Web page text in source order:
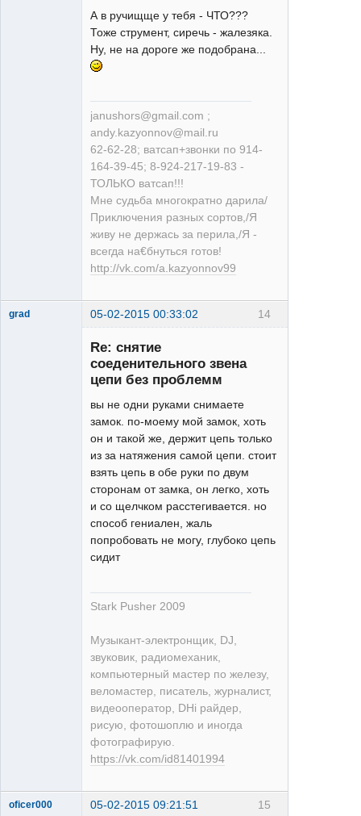
А в ручищще у тебя - ЧТО???
Тоже струмент, сиречь - жалезяка.
Ну, не на дороге же подобрана...
janushors@gmail.com ;
andy.kazyonnov@mail.ru
62-62-28; ватсап+звонки по 914-
164-39-45; 8-924-217-19-83 -
ТОЛЬКО ватсап!!!
Мне судьба многократно дарила/
Приключения разных сортов,/Я
живу не держась за перила,/Я -
всегда на€бнуться готов!
http://vk.com/a.kazyonnov99
14
grad 05-02-2015 00:33:02
Re: снятие
соеденительного звена
цепи без проблемм
вы не одни руками снимаете
замок. по-моему мой замок, хоть
он и такой же, держит цепь только
из за натяжения самой цепи. стоит
взять цепь в обе руки по двум
сторонам от замка, он легко, хоть
и со щелчком расстегивается. но
способ гениален, жаль
попробовать не могу, глубоко цепь
сидит
Stark Pusher 2009
Музыкант-электронщик, DJ,
звуковик, радиомеханик,
компьютерный мастер по железу,
веломастер, писатель, журналист,
видеооператор, DHi райдер,
рисую, фотошоплю и иногда
фотографирую.
https://vk.com/id81401994
15
oficer000 05-02-2015 09:21:51